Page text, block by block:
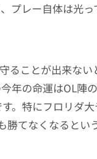
プレー自体は光
ることが出来な
年の命運はOL陣
。特にフロリダ
てなくなるとい